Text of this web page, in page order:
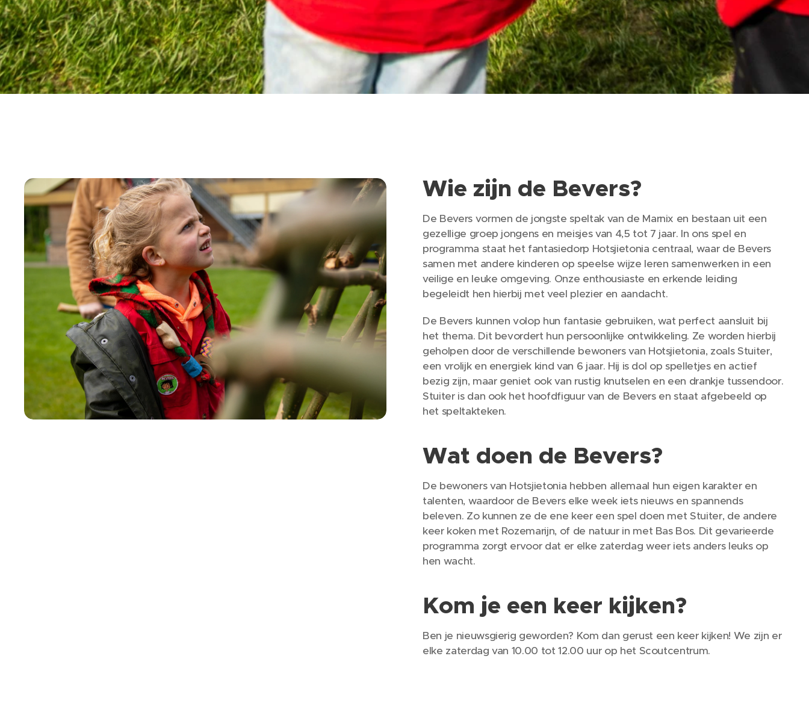
Wie zijn de Bevers?
De Bevers vormen de jongste speltak van de Marnix en bestaan uit een
gezellige groep jongens en meisjes van 4,5 tot 7 jaar. In ons spel en
programma staat het fantasiedorp Hotsjietonia centraal, waar de Bevers
samen met andere kinderen op speelse wijze leren samenwerken in een
veilige en leuke omgeving. Onze enthousiaste en erkende leiding
begeleidt hen hierbij met veel plezier en aandacht.
De Bevers kunnen volop hun fantasie gebruiken, wat perfect aansluit bij
het thema. Dit bevordert hun persoonlijke ontwikkeling. Ze worden hierbij
geholpen door de verschillende bewoners van Hotsjietonia, zoals Stuiter,
een vrolijk en energiek kind van 6 jaar. Hij is dol op spelletjes en actief
bezig zijn, maar geniet ook van rustig knutselen en een drankje tussendoor.
Stuiter is dan ook het hoofdfiguur van de Bevers en staat afgebeeld op
het speltakteken.
Wat doen de Bevers?
De bewoners van Hotsjietonia hebben allemaal hun eigen karakter en
talenten, waardoor de Bevers elke week iets nieuws en spannends
beleven. Zo kunnen ze de ene keer een spel doen met Stuiter, de andere
keer koken met Rozemarijn, of de natuur in met Bas Bos. Dit gevarieerde
programma zorgt ervoor dat er elke zaterdag weer iets anders leuks op
hen wacht.
Kom je een keer kijken?
Ben je nieuwsgierig geworden? Kom dan gerust een keer kijken! We zijn er
elke zaterdag van 10.00 tot 12.00 uur op het Scoutcentrum.